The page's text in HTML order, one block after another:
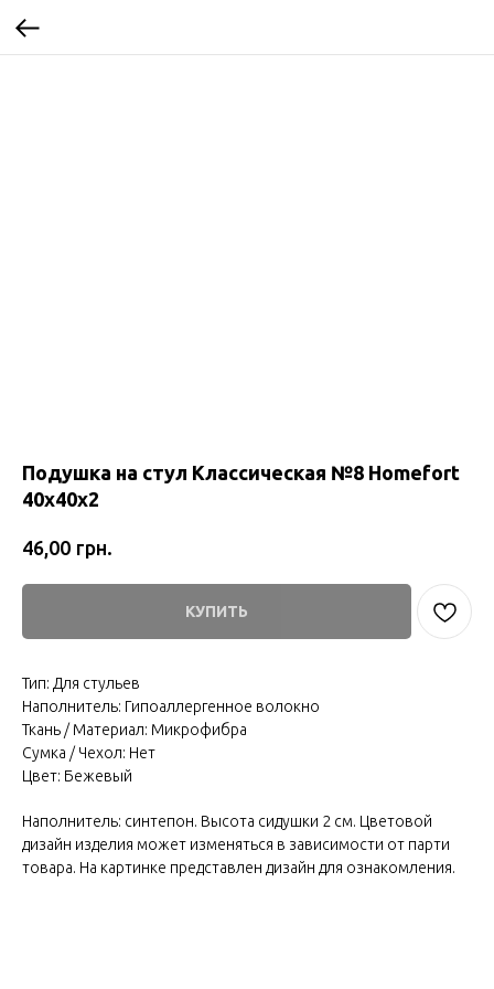
Подушка на стул Классическая №8 Homefort
40х40х2
46,00 грн.
КУПИТЬ
Наполнитель: синтепон. Высота сидушки 2 см. Цветовой
дизайн изделия может изменяться в зависимости от парти
товара. На картинке представлен дизайн для ознакомления.
Тип: Для стульев
Наполнитель: Гипоаллергенное волокно
Ткань / Материал: Микрофибра
Сумка / Чехол: Нет
Цвет: Бежевый